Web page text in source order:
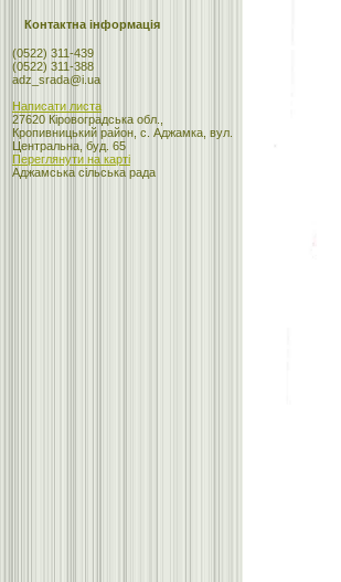
Контактна інформація
(0522) 311-439
(0522) 311-388
adz_srada@i.ua
Написати листа
27620 Кіровоградська обл.,
Кропивницький район, с. Аджамка, вул.
Центральна, буд. 65
Переглянути на карті
Аджамська сільська рада